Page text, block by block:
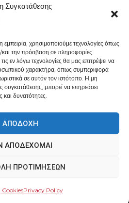
Συγκατάθεσης
εμπειρία, χρησιμοποιούμε τεχνολογίες όπως
την πρόσβαση σε πληροφορίες
εν λόγω τεχνολογίες θα μας επιτρέψει να
χαρακτήρα, όπως συμπεριφορά
σε αυτόν τον ιστότοπο. Η μη
μπορεί να επηρεάσει
και δυνατότητες.
ΑΠΟΔΟΧΉ
ΑΠΟΔΈΧΟΜΑΙ
ΠΡΟΤΙΜΉΣΕΩΝ
CookiesPrivacy Policy
- 20:00
Powered by